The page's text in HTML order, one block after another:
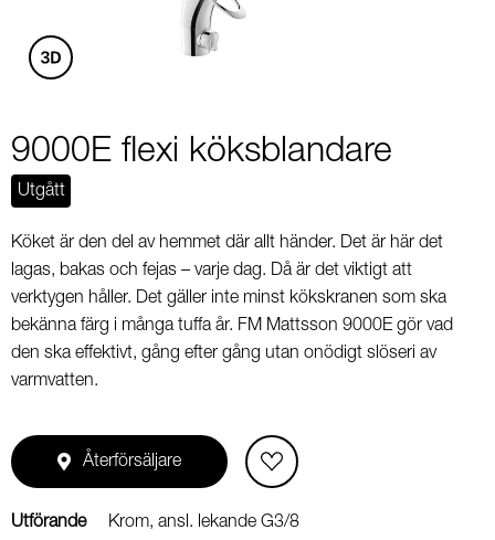
9000E flexi köksblandare
Utgått
Köket är den del av hemmet där allt händer. Det är här det
lagas, bakas och fejas – varje dag. Då är det viktigt att
verktygen håller. Det gäller inte minst kökskranen som ska
bekänna färg i många tuffa år. FM Mattsson 9000E gör vad
den ska effektivt, gång efter gång utan onödigt slöseri av
varmvatten.
Återförsäljare
Utförande
Krom, ansl. lekande G3/8